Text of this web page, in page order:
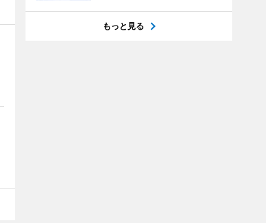
もっと見る